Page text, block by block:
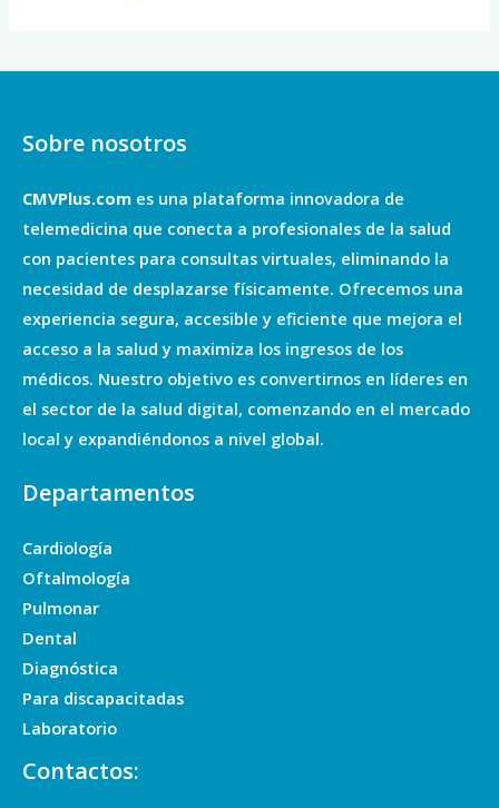
Sobre nosotros
CMVPlus.com es una plataforma innovadora de
telemedicina que conecta a profesionales de la salud
con pacientes para consultas virtuales, eliminando la
necesidad de desplazarse físicamente. Ofrecemos una
experiencia segura, accesible y eficiente que mejora el
acceso a la salud y maximiza los ingresos de los
médicos. Nuestro objetivo es convertirnos en líderes en
el sector de la salud digital, comenzando en el mercado
local y expandiéndonos a nivel global.
Departamentos
Cardiología
Oftalmología
Pulmonar
Dental
Diagnóstica
Para discapacitadas
Laboratorio
Contactos: